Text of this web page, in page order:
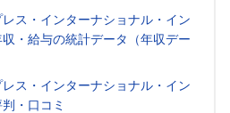
ス・インターナショナル・イン
・給与の統計データ（年収デー
ス・インターナショナル・イン
・口コミ